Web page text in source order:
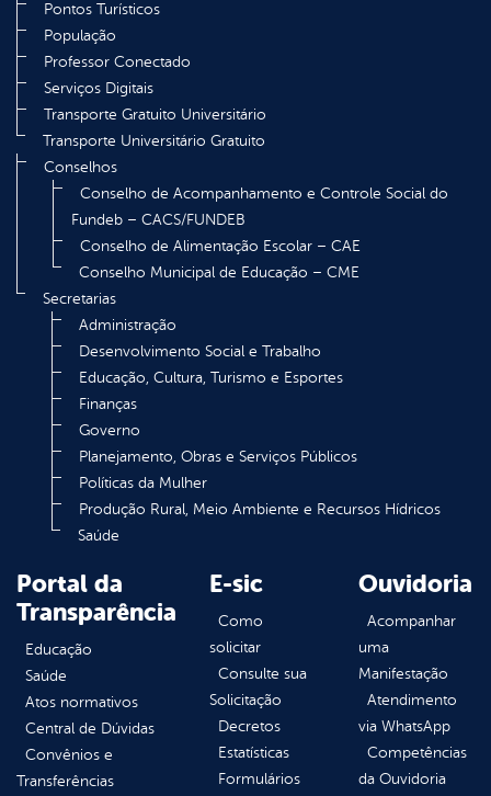
Pontos Turísticos
População
Professor Conectado
Serviços Digitais
Transporte Gratuito Universitário
Transporte Universitário Gratuito
Conselhos
Conselho de Acompanhamento e Controle Social do
Fundeb – CACS/FUNDEB
Conselho de Alimentação Escolar – CAE
Conselho Municipal de Educação – CME
Secretarias
Administração
Desenvolvimento Social e Trabalho
Educação, Cultura, Turismo e Esportes
Finanças
Governo
Planejamento, Obras e Serviços Públicos
Políticas da Mulher
Produção Rural, Meio Ambiente e Recursos Hídricos
Saúde
Portal da
Transparência
Educação
Saúde
Atos normativos
Central de Dúvidas
Convênios e
Transferências
E-sic
Como
solicitar
Consulte sua
Solicitação
Decretos
Estatísticas
Formulários
Ouvidoria
Acompanhar
uma
Manifestação
Atendimento
via WhatsApp
Competências
da Ouvidoria